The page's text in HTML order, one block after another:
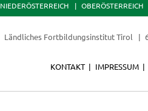
NIEDERÖSTERREICH OBERÖSTERREICH
Ländliches Fortbildungsinstitut Tirol
KONTAKT IMPRESSUM